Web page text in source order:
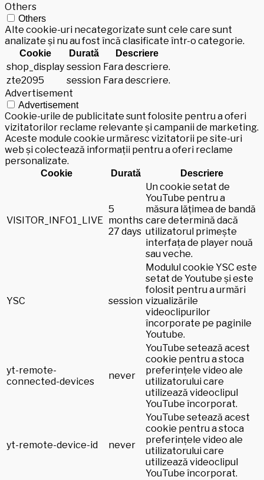
Others
Others
Alte cookie-uri necategorizate sunt cele care sunt
analizate și nu au fost încă clasificate într-o categorie.
Cookie Durată Descriere
shop_display session Fara descriere.
zte2095
session Fara descriere.
Advertisement
Advertisement
Cookie-urile de publicitate sunt folosite pentru a oferi
vizitatorilor reclame relevante și campanii de marketing.
Aceste module cookie urmăresc vizitatorii pe site-uri
web și colectează informații pentru a oferi reclame
personalizate.
Cookie Durată Descriere
VISITOR_INFO1_LIVE
5
months
27 days
Un cookie setat de
YouTube pentru a
măsura lățimea de bandă
care determină dacă
utilizatorul primește
interfața de player nouă
sau veche.
YSC session
Modulul cookie YSC este
setat de Youtube și este
folosit pentru a urmări
vizualizările
videoclipurilor
încorporate pe paginile
Youtube.
yt-remote-
connected-devices
never
YouTube setează acest
cookie pentru a stoca
preferințele video ale
utilizatorului care
utilizează videoclipul
YouTube încorporat.
yt-remote-device-id never
YouTube setează acest
cookie pentru a stoca
preferințele video ale
utilizatorului care
utilizează videoclipul
YouTube încorporat.